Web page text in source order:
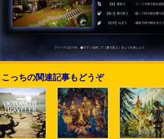
こっちの関連記事もどうぞ